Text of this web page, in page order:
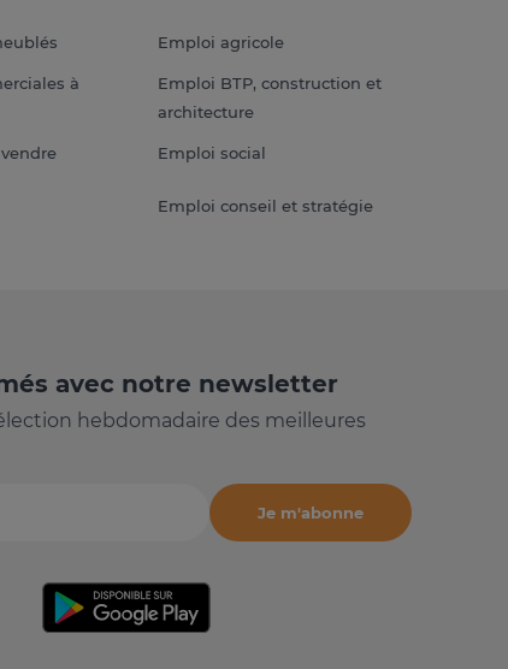
à
Emploi agricole
Emploi BTP, construction et
architecture
Emploi social
Emploi conseil et stratégie
avec notre newsletter
hebdomadaire des meilleures
Je m'abonne